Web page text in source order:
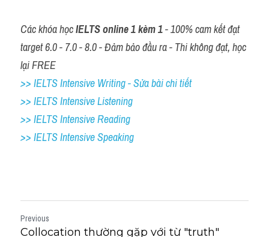
Các khóa học IELTS online 1 kèm 1 - 100% cam kết đạt
target 6.0 - 7.0 - 8.0 - Đảm bảo đầu ra - Thi không đạt, học
lại FREE
>> IELTS Intensive Writing - Sửa bài chi tiết
>> IELTS Intensive Listening
>> IELTS Intensive Reading
>> IELTS Intensive Speaking
Previous
Collocation thường gặp với từ "truth"